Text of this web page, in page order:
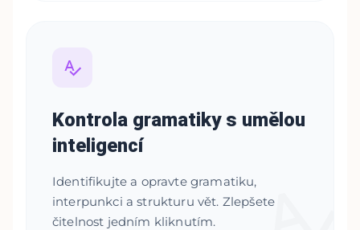
Kontrola gramatiky s umělou
inteligencí
Identifikujte a opravte gramatiku,
interpunkci a strukturu vět. Zlepšete
čitelnost jedním kliknutím.